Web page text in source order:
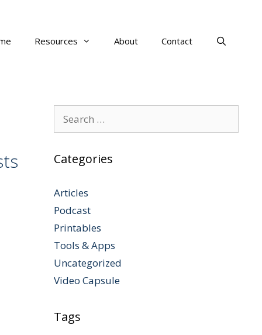
Resources About Contact
for:
Categories
Articles
Podcast
Printables
Tools & Apps
Uncategorized
Video Capsule
Tags